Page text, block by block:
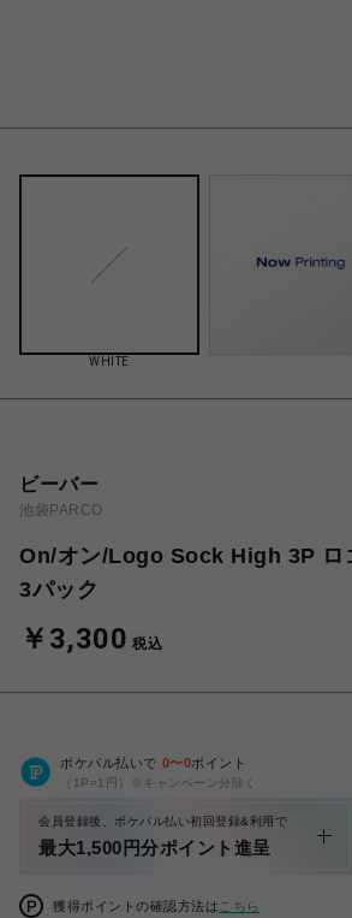
WHITE
ビーバー
池袋PARCO
On/オン/Logo Sock High 3P ロ
3パック
￥3,300 税込
ポケパル払いで 0〜0ポイント
（1P=1円）※キャンペーン分除く
会員登録後、ポケパル払い初回登録&利用で
最大1,500円分ポイント進呈
獲得ポイントの確認方法は こちら